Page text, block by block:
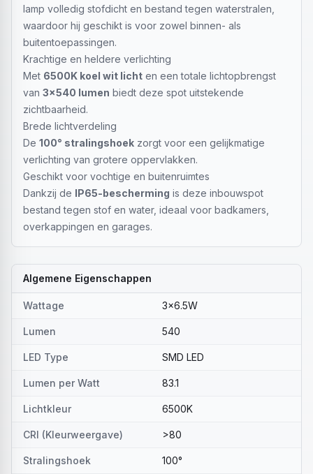
lamp volledig stofdicht en bestand tegen waterstralen,
waardoor hij geschikt is voor zowel binnen- als
buitentoepassingen.
Krachtige en heldere verlichting
Met 6500K koel wit licht en een totale lichtopbrengst
van 3x540 lumen biedt deze spot uitstekende
zichtbaarheid.
Brede lichtverdeling
De 100° stralingshoek zorgt voor een gelijkmatige
verlichting van grotere oppervlakken.
Geschikt voor vochtige en buitenruimtes
Dankzij de IP65-bescherming is deze inbouwspot
bestand tegen stof en water, ideaal voor badkamers,
overkappingen en garages.
Algemene Eigenschappen
Wattage 3x6.5W
Lumen 540
LED Type SMD LED
Lumen per Watt 83.1
Lichtkleur 6500K
CRI (Kleurweergave) >80
Stralingshoek 100°